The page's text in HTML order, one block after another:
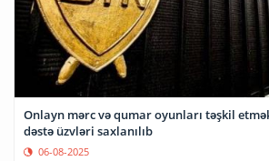
Onlayn mərc və qumar oyunları təşkil
dəstə üzvləri saxlanılıb
06-08-2025